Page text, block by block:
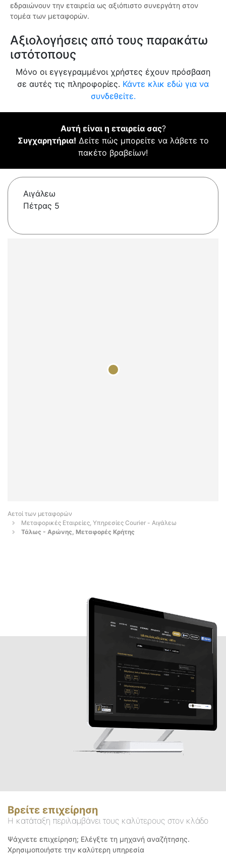
εδραιώνουν την εταιρεία ως αξιόπιστο συνεργάτη στον
τομέα των μεταφορών.
Αξιολογήσεις από τους παρακάτω
ιστότοπους
Μόνο οι εγγεγραμμένοι χρήστες έχουν πρόσβαση
σε αυτές τις πληροφορίες. Κάντε κλικ εδώ για να
συνδεθείτε.
Αυτή είναι η εταιρεία σας?
Συγχαρητήρια! Δείτε πώς μπορείτε να λάβετε το
πακέτο βραβείων!
Αιγάλεω
Πέτρας 5
Αετοί των μεταφορών
Μεταφορικές Εταιρείες, Υπηρεσίες Courier - Αιγάλεω
Τάλως - Αρώνης, Μεταφορές Κρήτης
Βρείτε επιχείρηση
Η κατάταξη περιλαμβάνει τους καλύτερους στον κλάδο
Ψάχνετε επιχείρηση; Ελέγξτε τη μηχανή αναζήτησης.
Χρησιμοποιήστε την καλύτερη υπηρεσία